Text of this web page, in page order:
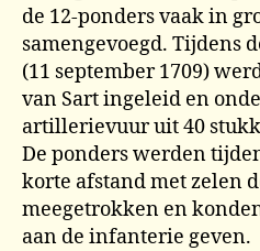
de 12-ponders vaak in
samengevoegd. Tijdens
(11 september 1709)
van Sart ingeleid en
artillerievuur uit 40
De ponders werden
korte afstand met zelen
meegetrokken en
aan de infanterie geven.